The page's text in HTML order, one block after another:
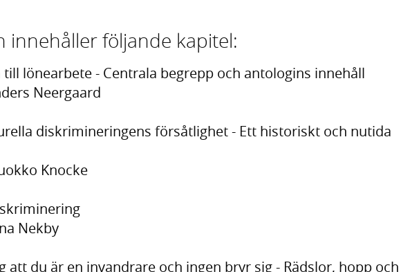
innehåller följande kapitel:
till lönearbete - Centrala begrepp och antologins innehåll
Neergaard
diskrimineringens försåtlighet - Ett historiskt och nutida
Knocke
Nekby
att du är en invandrare och ingen bryr sig - Rädslor, hopp och